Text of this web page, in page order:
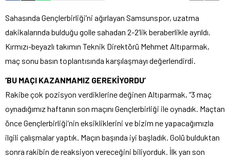
Sahasında Gençlerbirliği’ni ağırlayan Samsunspor, uzatma
dakikalarında bulduğu golle sahadan 2-2’lik beraberlikle ayrıldı.
Kırmızı-beyazlı takımın Teknik Direktörü Mehmet Altıparmak,
maç sonu basın toplantısında karşılaşmayı değerlendirdi.
‘BU MAÇI KAZANMAMIZ GEREKİYORDU’
Rakibe çok pozisyon verdiklerine değinen Altıparmak, “3 maç
oynadığımız haftanın son maçını Gençlerbirliği ile oynadık. Maçtan
önce Gençlerbirliği’nin eksikliklerini ve bizim ne yapacağımızla
ilgili çalışmalar yaptık. Maçın başında iyi başladık. Golü bulduktan
sonra rakibin de reaksiyon vereceğini biliyorduk. İlk yarı son